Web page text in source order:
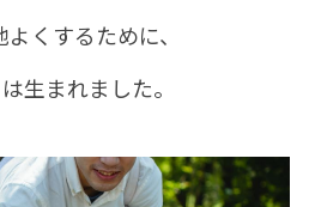
くするために、
生まれました。